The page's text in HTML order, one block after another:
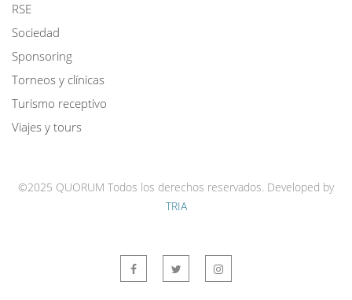
RSE
Sociedad
Sponsoring
Torneos y clínicas
Turismo receptivo
Viajes y tours
©2025 QUORUM Todos los derechos reservados. Developed by
TRIA